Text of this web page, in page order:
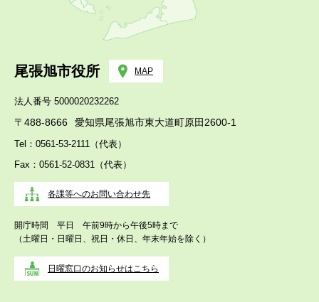
尾張旭市役所 MAP
法人番号 5000020232262
〒488-8666 愛知県尾張旭市東大道町原田2600-1
Tel：0561-53-2111（代表）
Fax：0561-52-0831（代表）
各課等へのお問い合わせ先
開庁時間 平日 午前9時から午後5時まで
（土曜日・日曜日、祝日・休日、年末年始を除く）
日曜窓口のお知らせはこちら